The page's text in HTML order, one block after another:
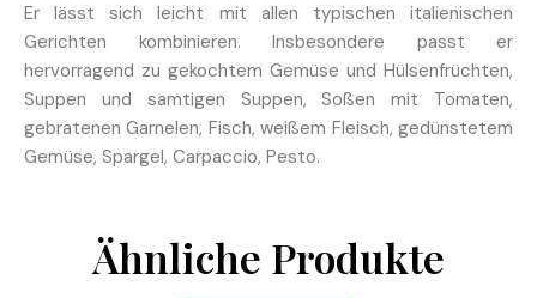
Er lässt sich leicht mit allen typischen italienischen
Gerichten kombinieren. Insbesondere passt er
hervorragend zu gekochtem Gemüse und Hülsenfrüchten,
Suppen und samtigen Suppen, Soßen mit Tomaten,
gebratenen Garnelen, Fisch, weißem Fleisch, gedünstetem
Gemüse, Spargel, Carpaccio, Pesto.
Ähnliche Produkte